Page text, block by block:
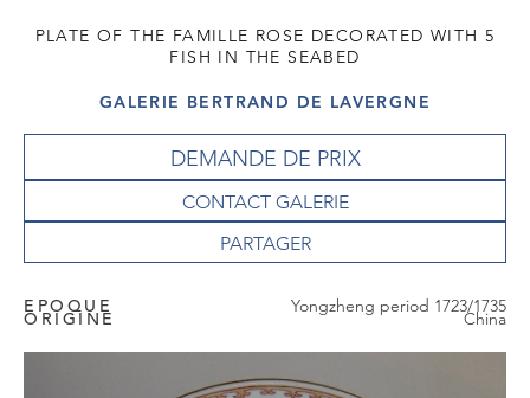
PLATE OF THE FAMILLE ROSE DECORATED WITH 5
FISH IN THE SEABED
GALERIE BERTRAND DE LAVERGNE
DEMANDE DE PRIX
CONTACT GALERIE
EPOQUE Yongzheng period 1723/1735
ORIGINE China